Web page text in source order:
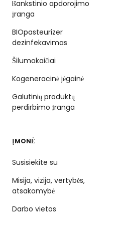
Išankstinio apdorojimo
įranga
BIOpasteurizer
dezinfekavimas
Šilumokaičiai
Kogeneracinė jėgainė
Galutinių produktų
perdirbimo įranga
ĮMONĖ
Susisiekite su
Misija, vizija, vertybės,
atsakomybė
Darbo vietos